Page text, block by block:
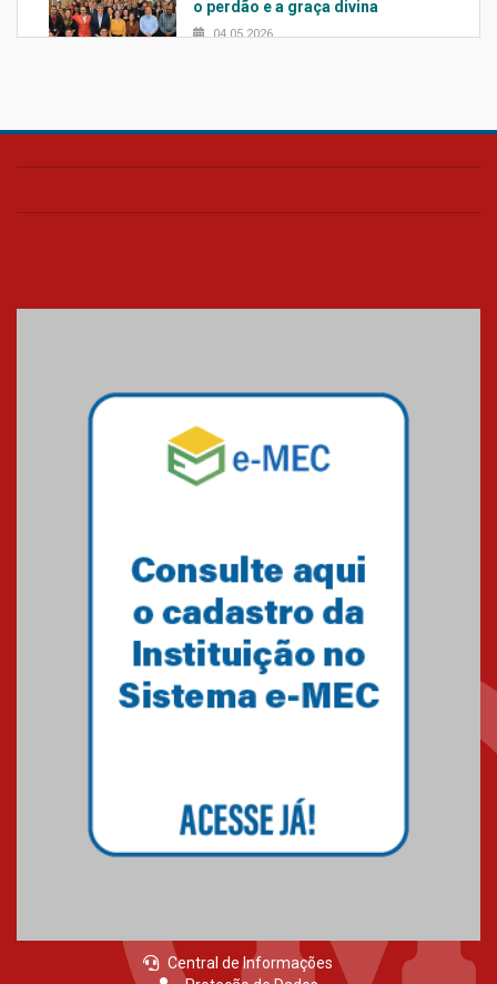
o perdão e a graça divina
04.05.2026
Confira como foi o culto mensal
Mackenzie mobiliza campanha
solidária para apoiar famílias em
Minas Gerais
Primeiro culto do ano ressalta o
27.02.2026
Central de Informações